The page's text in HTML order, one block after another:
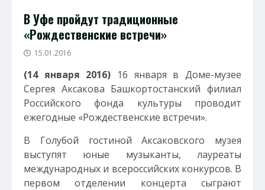
В Уфе пройдут традиционные
«Рождественские встречи»
15.01.2016
(14 января 2016) 16 января в Доме-музее
Сергея Аксакова Башкортостанский филиал
Российского фонда культуры проводит
ежегодные «Рождественские встречи».
В Голубой гостиной Аксаковского музея
выступят юные музыканты, лауреаты
международных и всероссийских конкурсов. В
первом отделении концерта сыграют